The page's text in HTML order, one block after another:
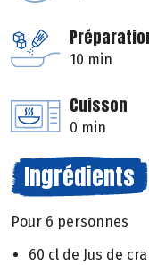
10 min
Cuisson
0 min
Ingrédients
Pour 6 personnes
60 cl de Jus de